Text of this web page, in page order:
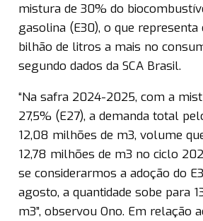
mistura de 30% do
gasolina (E30), o que representa
bilhão de litros a mais no
segundo dados da SCA Brasil.
“Na safra 2024-2025, com a
27,5% (E27), a demanda total
12,08 milhões de m3, volume
12,78 milhões de m3 no ciclo
se considerarmos a adoção do
agosto, a quantidade sobe para
m3”, observou Ono. Em relação